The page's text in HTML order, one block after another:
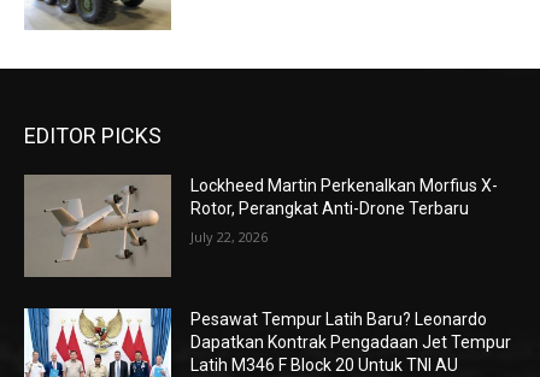
EDITOR PICKS
Lockheed Martin Perkenalkan Morfius X-
Rotor, Perangkat Anti-Drone Terbaru
July 22, 2026
Pesawat Tempur Latih Baru? Leonardo
Dapatkan Kontrak Pengadaan Jet Tempur
Latih M346 F Block 20 Untuk TNI AU